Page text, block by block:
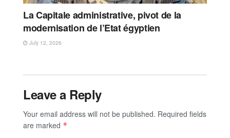
La Capitale administrative, pivot de la
modernisation de l’Etat égyptien
July 12, 2026
Leave a Reply
Your email address will not be published. Required fields
are marked *